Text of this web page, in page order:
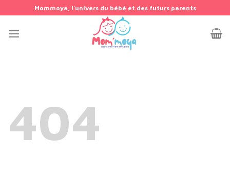
au
contenu
Mommoya, l'univers du bébé et des futurs parents
404